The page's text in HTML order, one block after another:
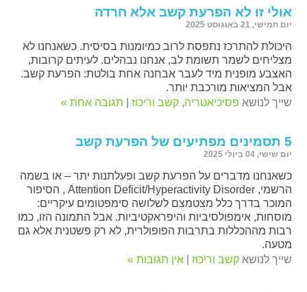
אולי זו לא הפרעת קשב אלא חרדה
יום חמישי, 21 באוגוסט 2025
היכולת להתרכז נתפסת לרוב כמיומנות בסיסית. כשאנחנו לא
מצליחים לשמר תשומת לב, אנחנו נבהלים. לעיתים קרובות,
האצבע מופנית מיד לעבר אבחנה אחת בולטת: הפרעת קשב.
אבל המציאות מורכבת יותר.
שייך לנושא פסיכיאטריה,קשב וריכוז תגובה אחת »
5 תסמינים מפתיעים של הפרעת קשב
יום שישי, 04 ביולי 2025
כשאנחנו מדברים על הפרעת קשב ופעלתנות יתר – או בשמה
הרשמי, Attention Deficit/Hyperactivity Disorder , הסיפור
המוכר בדרך כלל מצטמצם לשלושה סימפטומים עיקריים:
מוסחות, אימפולסיביות והיפראקטיביות. אבל התמונה הזו, כמו
רבות מההכללות בתרבות הפופולרית, לא רק פשטנית אלא גם
מטעה.
שייך לנושאקשב וריכוז |אין תגובות »